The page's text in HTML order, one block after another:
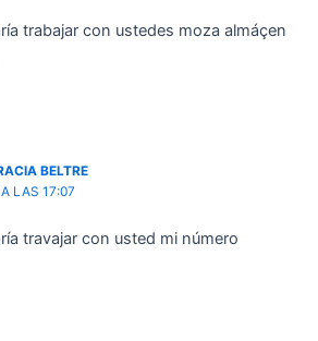
trabajar con ustedes moza almáçen
BELTRE
LAS 17:07
travajar con usted mi número